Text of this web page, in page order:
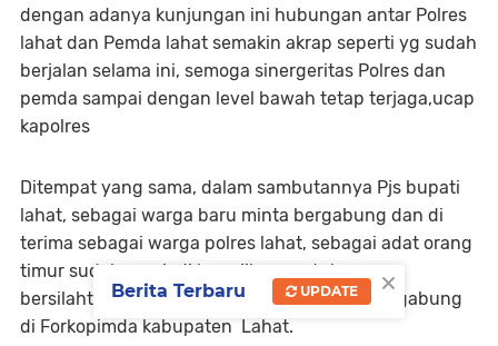
dengan adanya kunjungan ini hubungan antar Polres
lahat dan Pemda lahat semakin akrap seperti yg sudah
berjalan selama ini, semoga sinergeritas Polres dan
pemda sampai dengan level bawah tetap terjaga,ucap
kapolres
Ditempat yang sama, dalam sambutannya Pjs bupati
lahat, sebagai warga baru minta bergabung dan di
terima sebagai warga polres lahat, sebagai adat orang
timur sudah menjadi kewajiban untuk
bersilahturrahmi kepada instansi lain yang tegabung
di Forkopimda kabupaten Lahat.
×
Berita Terbaru UPDATE